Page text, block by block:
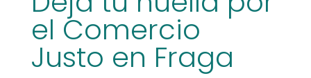
el Comercio
Justo en Fraga